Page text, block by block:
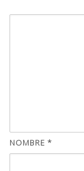
NOMBRE *